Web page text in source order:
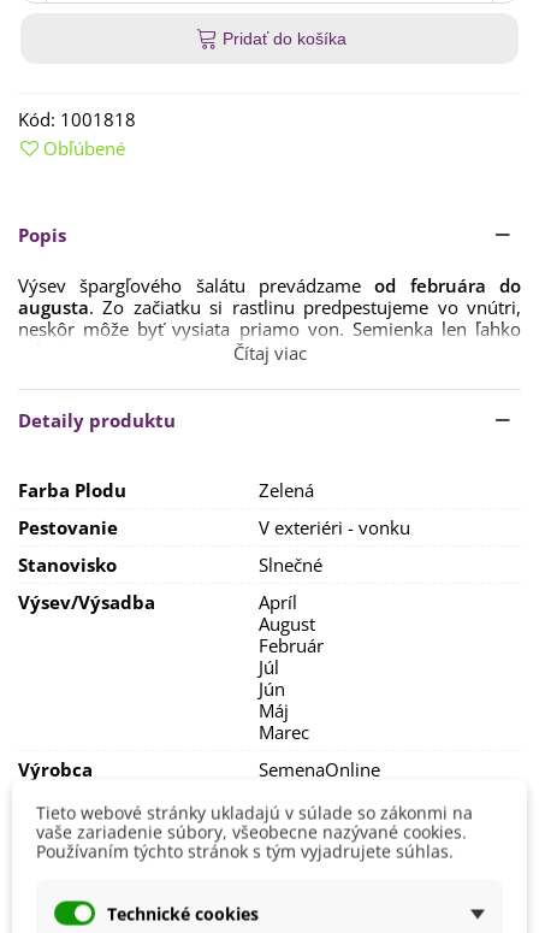
Pridať do košíka
Kód: 1001818
Obľúbené
Popis
Výsev špargľového šalátu prevádzame od februára
do
augusta. Zo začiatku si rastlinu predpestujeme vovnútri,
neskôr môže byť vysiata priamo von. Semienka len ľahko
Klíčenie šalátu zvyčajne trvá 6 - 15 dní, ideálna teplota je 10
- 16 stupňov. Stanovisko
ľahká
humózna. Sponje ideálny
Čítaj viac
Detaily produktu
Farba Plodu
Zelená
Pestovanie
V exteriéri - vonku
Stanovisko
Slnečné
Výsev/výsadba
Apríl
August
Február
Júl
Jún
Máj
Marec
Výrobca
SemenaOnline
Mrazuvzdornosť
Nie
Odroda
Nehybridná
Tieto webové stránky ukladajú v súlade so zákonmi na
vaše zariadenie súbory, všeobecne nazývané cookies.
Používaním týchto stránok s tým vyjadrujete súhlas.
Technické cookies